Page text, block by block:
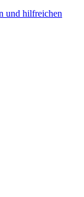
und hilfreichen